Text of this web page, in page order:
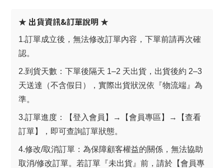
★ 出貨資訊&訂單說明 ★
1.訂單成立後，無法修改訂單內容，下單前請再次確
認。
2.到貨天數：下單後隔天 1–2 天出貨，出貨後約 2–3
天送達（不含假日），實際出貨狀況依『物流端』為
準。
3.訂單進度：【登入會員】→【會員專區】→【查看
訂單】，即可查詢訂單狀態。
4.修改/取消訂單：為保障顧客權益的關係，無法協助
取消/修改訂單。若訂單『未出貨』前，請於【會員專